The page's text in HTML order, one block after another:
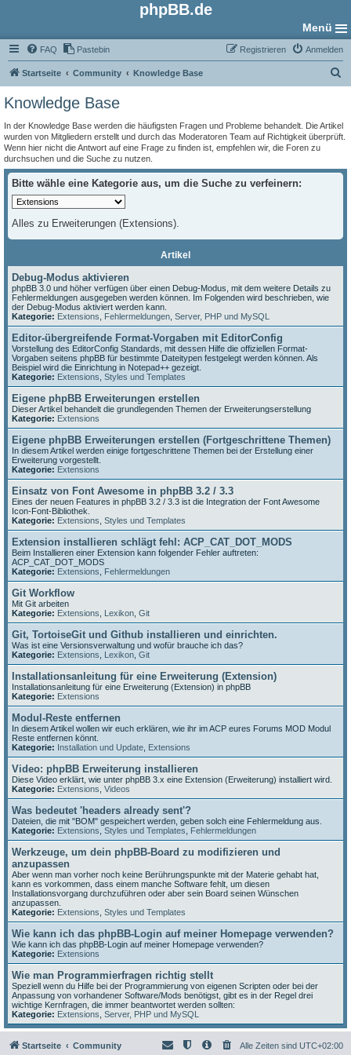
phpBB.de
Menü
FAQ Pastebin Anmelden
Registrieren
Startseite Community Knowledge Base
h
Knowledge Base
In der Knowledge Base werden die häufigsten Fragen und Probleme behandelt. Die Artikel
wurden von Mitgliedern erstellt und durch das Moderatoren Team auf Richtigkeit überprüft.
Wenn hier nicht die Antwort auf eine Frage zu finden ist, empfehlen wir, die Foren zu
durchsuchen und die Suche zu nutzen.
Bitte wähle eine Kategorie aus, um die Suche zu verfeinern:
Alles zu Erweiterungen (Extensions).
Artikel
Debug-Modus aktivieren
phpBB 3.0 und höher verfügen über einen Debug-Modus, mit dem weitere Details zu
Fehlermeldungen ausgegeben werden können. Im Folgenden wird beschrieben, wie
der Debug-Modus aktiviert werden kann.
Kategorie: Extensions Fehlermeldungen Server, PHP und MySQL
Editor-übergreifende Format-Vorgaben mit EditorConfig
Vorstellung des EditorConfig Standards, mit dessen Hilfe die offiziellen Format-
Vorgaben seitens phpBB für bestimmte Dateitypen festgelegt werden können. Als
Beispiel wird die Einrichtung in Notepad++ gezeigt.
Kategorie: Extensions Styles und Templates
Eigene phpBB Erweiterungen erstellen
Dieser Artikel behandelt die grundlegenden Themen der Erweiterungserstellung
Kategorie: Extensions
Eigene phpBB Erweiterungen erstellen (Fortgeschrittene Themen)
In diesem Artikel werden einige fortgeschrittene Themen bei der Erstellung einer
Erweiterung vorgestellt.
Kategorie: Extensions
Einsatz von Font Awesome in phpBB 3.2 / 3.3
Eines der neuen Features in phpBB 3.2 / 3.3 ist die Integration der Font Awesome
Icon-Font-Bibliothek.
Kategorie: Extensions Styles und Templates
Extension installieren schlägt fehl: ACP_CAT_DOT_MODS
Beim Installieren einer Extension kann folgender Fehler auftreten:
ACP_CAT_DOT_MODS
Kategorie: Extensions Fehlermeldungen
Git Workflow
Mit Git arbeiten
Kategorie: Extensions Lexikon Git
Git, TortoiseGit und Github installieren und einrichten.
Was ist eine Versionsverwaltung und wofür brauche ich das?
Kategorie: Extensions Lexikon Git
Installationsanleitung für eine Erweiterung (Extension)
Installationsanleitung für eine Erweiterung (Extension) in phpBB
Kategorie: Extensions
Modul-Reste entfernen
In diesem Artikel wollen wir euch erklären, wie ihr im ACP eures Forums MOD Modul
Reste entfernen könnt.
Kategorie: Installation und Update Extensions
Video: phpBB Erweiterung installieren
Diese Video erklärt, wie unter phpBB 3.x eine Extension (Erweiterung) installiert wird.
Kategorie: Extensions Videos
Was bedeutet 'headers already sent'?
Dateien, die mit "BOM" gespeichert werden, geben solch eine Fehlermeldung aus.
Kategorie: Extensions Styles und Templates Fehlermeldungen
Werkzeuge, um dein phpBB-Board zu modifizieren und
anzupassen
Aber wenn man vorher noch keine Berührungspunkte mit der Materie gehabt hat,
kann es vorkommen, dass einem manche Software fehlt, um diesen
Installationsvorgang durchzuführen oder aber sein Board seinen Wünschen
anzupassen.
Kategorie: Extensions Styles und Templates
Wie kann ich das phpBB-Login auf meiner Homepage verwenden?
Wie kann ich das phpBB-Login auf meiner Homepage verwenden?
Kategorie: Extensions
Wie man Programmierfragen richtig stellt
Speziell wenn du Hilfe bei der Programmierung von eigenen Scripten oder bei der
Anpassung von vorhandener Software/Mods benötigst, gibt es in der Regel drei
wichtige Kernfragen, die immer beantwortet werden sollten:
Kategorie: Extensions Server, PHP und MySQL
Startseite Community Alle Zeiten sind UTC+02:00